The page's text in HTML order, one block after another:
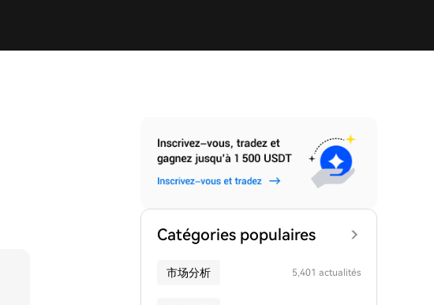
Catégories populaires
市场分析 5,401 actualités